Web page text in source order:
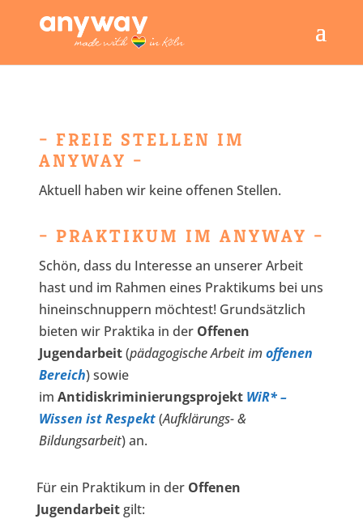
– FREIE STELLEN IM
ANYWAY –
Aktuell haben wir keine offenen Stellen.
– PRAKTIKUM IM ANYWAY –
Schön, dass du Interesse an unserer Arbeit
hast und im Rahmen eines Praktikums bei uns
hineinschnuppern möchtest! Grundsätzlich
bieten wir Praktika in derOffenen
Jugendarbeit(pädagogische Arbeit imoffenen
Bereich) sowie
im Antidiskriminierungsprojekt WiR* –
Wissen ist Respekt(Aufklärungs- &
Bildungsarbeit) an.
Für ein Praktikum in der Offenen
Jugendarbeitgilt: